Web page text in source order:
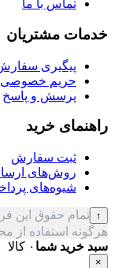
تماس با ما
خدمات مشتریان
پیگیری
حریم خصوصی
پرسش و پاسخ
راهنمای خرید
ثبت سفارش
روش‌های
شیوه‌های
↑ تمام حقوق این
هرگونه استفاده از
سبد خرید شما ۰ کالا
×